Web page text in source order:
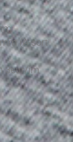
(A-sort
3eur/jm